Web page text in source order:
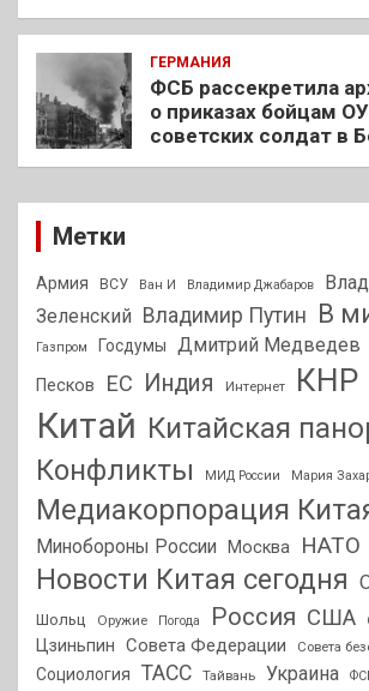
ГЕРМАНИЯ
ФСБ рассекретила
о приказах бойцам
советских солдат в
Метки
Армия ВСУ Ван И Владимир Джабаров
Зеленский Владимир Путин В
Газпром Госдумы Дмитрий Медведев
Песков
ЕС Индия Интернет КНР
Китай Китайская
Конфликты
МИД России Мария
Медиакорпорация
Минобороны России Москва НАТО
Новости Китая сегодня
Шольц
Оружие Погода Россия США
Цзиньпин Совета Федерации Совета
Социология ТАСС Тайвань Украина